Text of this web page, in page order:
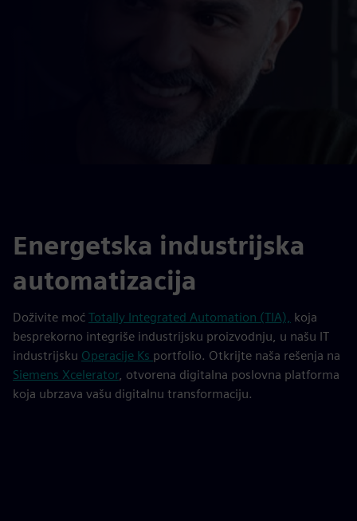
Energetska industrijska
automatizacija
Doživite moć Totally Integrated Automation (TIA), koja
besprekorno integriše industrijsku proizvodnju, u našu IT
industrijsku Operacije Ks portfolio. Otkrijte naša rešenja na
Siemens Xcelerator, otvorena digitalna poslovna platforma
koja ubrzava vašu digitalnu transformaciju.